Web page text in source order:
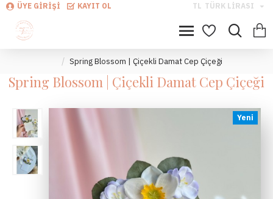
ÜYE GIRIŞI KAYIT OL TL TÜRK LIRASI
Spring Blossom | Çiçekli Damat Cep Çiçeği
Spring Blossom | Çiçekli Damat Cep Çiçeği
Yeni